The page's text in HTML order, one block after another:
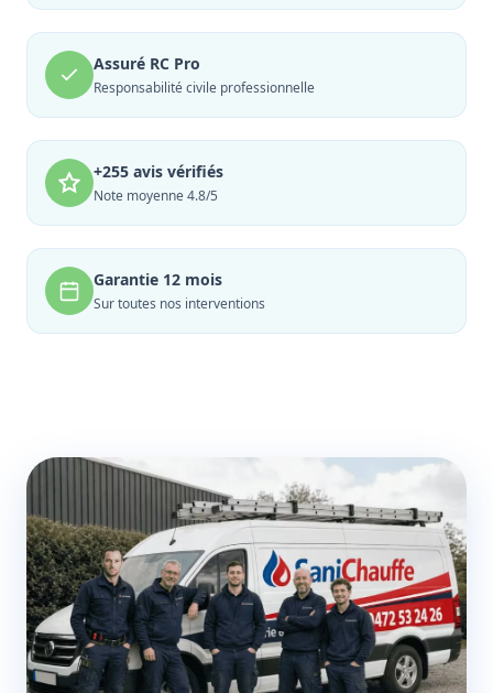
Assuré RC Pro
Responsabilité civile professionnelle
+255 avis vérifiés
Note moyenne 4.8/5
Garantie 12 mois
Sur toutes nos interventions